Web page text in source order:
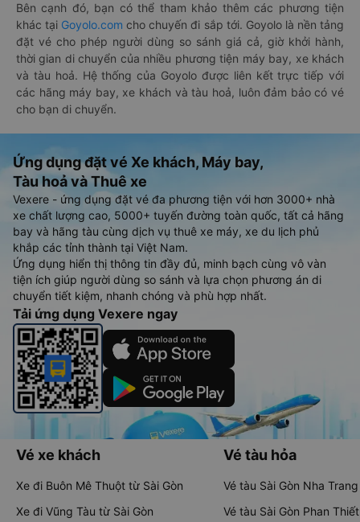
Bên cạnh đó, bạn có thể tham khảo thêm các phương tiện
khác tại Goyolo.com cho chuyến đi sắp tới. Goyolo là nền tảng
đặt vé cho phép người dùng so sánh giá cả, giờ khởi hành,
thời gian di chuyển của nhiều phương tiện máy bay, xe khách
và tàu hoả. Hệ thống của Goyolo được liên kết trực tiếp với
các hãng máy bay, xe khách và tàu hoả, luôn đảm bảo có vé
cho bạn di chuyển.
Ứng dụng đặt vé Xe khách, Máy bay,
Tàu hoả và Thuê xe
Vexere - ứng dụng đặt vé đa phương tiện với hơn 3000+ nhà
xe chất lượng cao, 5000+ tuyến đường toàn quốc, tất cả hãng
bay và hãng tàu cùng dịch vụ thuê xe máy, xe du lịch phủ
khắp các tỉnh thành tại Việt Nam.
Ứng dụng hiển thị thông tin đầy đủ, minh bạch cùng vô vàn
tiện ích giúp người dùng so sánh và lựa chọn phương án di
chuyển tiết kiệm, nhanh chóng và phù hợp nhất.
Tải ứng dụng Vexere ngay
Vé xe khách
Xe đi Buôn Mê Thuột từ Sài Gòn
Xe đi Vũng Tàu từ Sài Gòn
Vé tàu hỏa
Vé tàu Sài Gòn Nha Trang
Vé tàu Sài Gòn Phan Thiết